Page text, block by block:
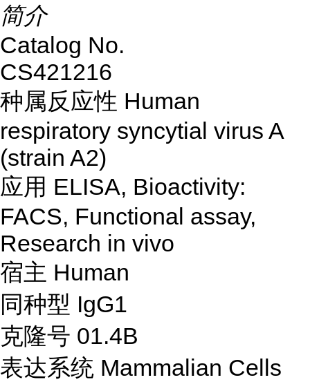
简介
Catalog No.
CS421216
种属反应性 Human
respiratory syncytial virus A
(strain A2)
应用 ELISA, Bioactivity:
FACS, Functional assay,
Research in vivo
宿主 Human
同种型 IgG1
克隆号 01.4B
表达系统 Mammalian Cells